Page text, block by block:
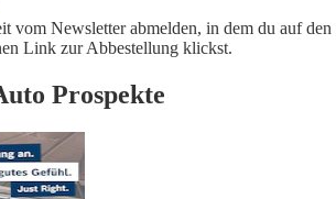
vom Newsletter abmelden, in dem du auf den
Link zur Abbestellung klickst.
Prospekte